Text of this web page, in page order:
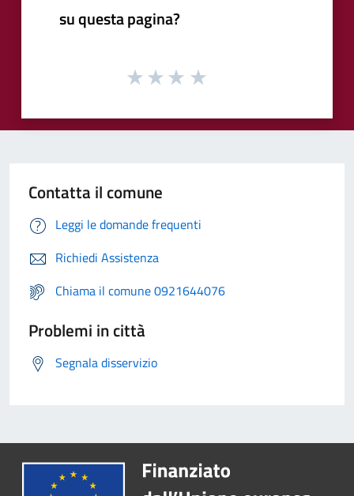
su questa pagina?
Contatta il comune
Leggi le domande frequenti
Richiedi Assistenza
Chiama il comune 0921644076
Problemi in città
Segnala disservizio